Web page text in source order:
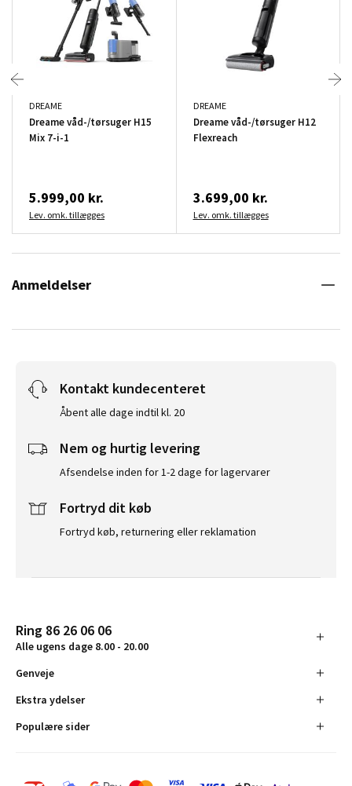
DREAME
Dreame våd-/tørsuger H15
Mix 7-i-1
5.999,00 kr.
Lev. omk. tillægges
DREAME
Dreame våd-/tørsuger H12
Flexreach
3.699,00 kr.
Lev. omk. tillægges
Anmeldelser
Kontakt kundecenteret
Åbent alle dage indtil kl. 20
Nem og hurtig levering
Afsendelse inden for 1-2 dage for lagervarer
Fortryd dit køb
Fortryd køb, returnering eller reklamation
Ring 86 26 06 06
Alle ugens dage 8.00 - 20.00
Genveje
Ekstra ydelser
Populære sider